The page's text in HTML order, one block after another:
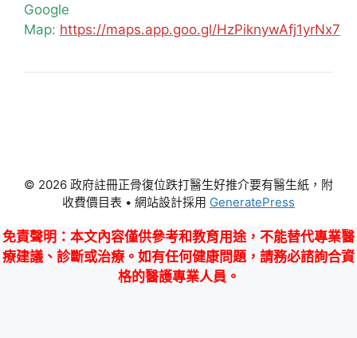
Google
Map: https://maps.app.goo.gl/HzPiknywAfj1yrNx7
© 2026 政府註冊正骨復位跌打醫生好推介要有醫生紙，附
收費價目表 • 網站設計採用 GeneratePress
免責聲明 ：本文內容僅供參考和教育用途，不能替代專業醫
療建議、診斷或治療。如有任何健康問題，請務必諮詢合資
格的醫護專業人員。